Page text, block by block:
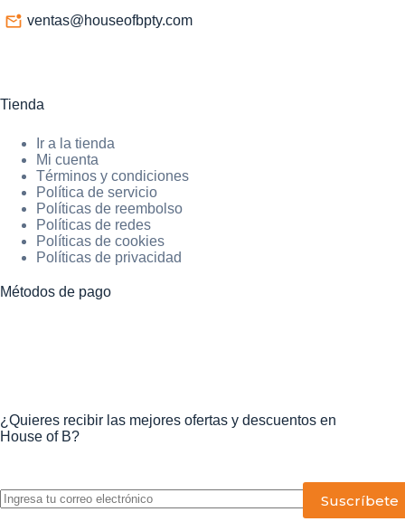
ventas@houseofbpty.com
Tienda
Ir a la tienda
Mi cuenta
Términos y condiciones
Política de servicio
Políticas de reembolso
Políticas de redes
Políticas de cookies
Políticas de privacidad
Métodos de pago
¿Quieres recibir las mejores ofertas y descuentos en
House of B?
P